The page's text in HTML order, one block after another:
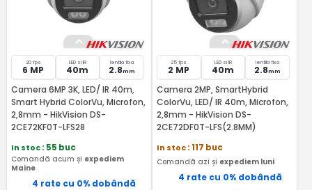
20 fps
6 MP
LED si IR
40m
lentila fixa
2.8mm
Camera 6MP 3K, LED/ IR 40m,
Smart Hybrid ColorVu, Microfon,
2,8mm - HikVision DS-
2CE72KF0T-LFS28
In stoc: 55 buc
Comandă acum și expediem
Maine
4 rate cu 0% dobândă
25 fps
2 MP
LED si IR
40m
lentila fixa
2.8mm
Camera 2MP, SmartHybrid
ColorVu, LED/ IR 40m, Microfon,
2,8mm - HikVision DS-
2CE72DF0T-LFS(2.8MM)
In stoc: 117 buc
Comandă azi și expediem luni
4 rate cu 0% dobândă